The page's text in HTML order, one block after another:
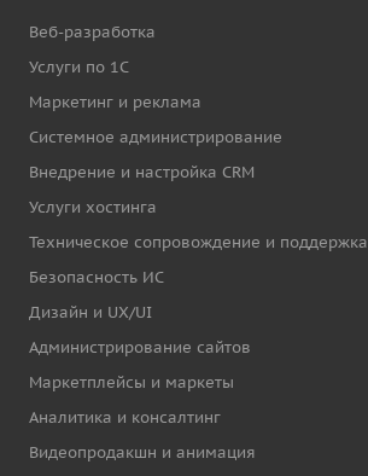
Веб-разработка
Услуги по 1С
Маркетинг и реклама
Системное администрирование
Внедрение и настройка CRM
Услуги хостинга
Техническое сопровождение и поддержка
Безопасность ИС
Дизайн и UX/UI
Администрирование сайтов
Маркетплейсы и маркеты
Аналитика и консалтинг
Видеопродакшн и анимация